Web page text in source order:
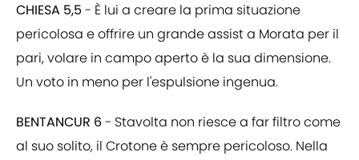
CHIESA 5,5 - È lui a creare la prima situazione
pericolosa e offrire un grande assist a Morata per il
pari, volare in campo aperto è la sua dimensione.
Un voto in meno per l'espulsione ingenua.
BENTANCUR 6- Stavolta non riesce a far filtro come
al suo solito, il Crotone è sempre pericoloso. Nella